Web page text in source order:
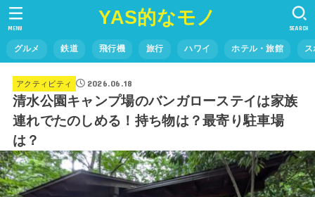
YAS的なモノ
グルメ 鉄道 飛行機 旅行 ハワイ ホテル・旅館
SEARCH
MENU
アクティビティ 2026.06.18
清水公園キャンプ場のバンガローステイは家族
連れでたのしめる！持ち物は？最寄り駐車場
は？